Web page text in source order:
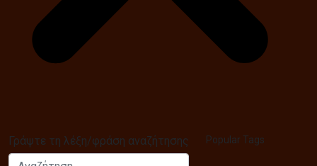
Γράψτε τη λέξη/φράση αναζήτησης
Αναζήτηση...
Popular Tags